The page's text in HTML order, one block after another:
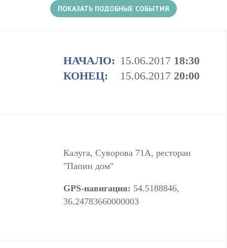
ПОКАЗАТЬ ПОДОБНЫЕ СОБЫТИЯ
НАЧАЛО: 15.06.2017 18:30
КОНЕЦ:
15.06.2017 20:00
Калуга, Суворова 71А, ресторан
"Папин дом"
GPS-навигация: 54.5188846,
36.24783660000003